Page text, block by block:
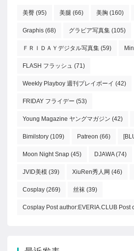
美臀 (95) 美腿 (66) 美胸 (160)
Graphis (68) グラビア写真集 (105)
ＦＲＩＤＡＹデジタル写真集 (59)
FLASH フラッシュ (71)
Weekly Playboy 週刊プレイボーイ (42)
FRIDAY フライデー (53)
Young Magazine ヤングマガジン (42)
Bimilstory (109) Patreon (66)
Moon Night Snap (45) DJAWA(74)
JVID美模 (39) XiuRen秀人网 (46)
Cosplay (269) 丝袜 (39)
Cosplay Post author:EVERIA.CLUB Post